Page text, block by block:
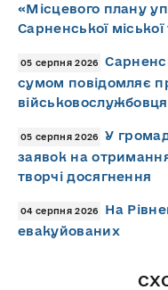
«Місцевого плану
Сарненської
05 серпня 2026
сумом повідомляє
05 серпня 2026
У
заявок на
творчі досягнення
04 серпня 2026
На
евакуйованих